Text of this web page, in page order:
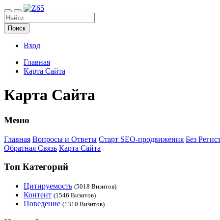
Поиск
Вход
Главная
Карта Сайта
Карта Сайта
Меню
Главная Вопросы и Ответы Старт SEO-продвижения Без
Обратная Связь Карта Сайта
Топ Категорий
Цитируемость (5018 Визитов)
Контент (1546 Визитов)
Поведение (1310 Визитов)